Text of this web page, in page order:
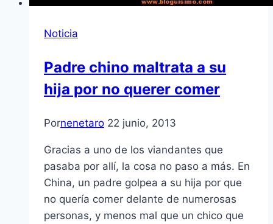
Noticia
Padre chino maltrata a su
hija por no querer comer
Pornenetaro 22 junio, 2013
Gracias a uno de los viandantes que
pasaba por allí, la cosa no paso a más. En
China, un padre golpea a su hija por que
no quería comer delante de numerosas
personas, y menos mal que un chico que